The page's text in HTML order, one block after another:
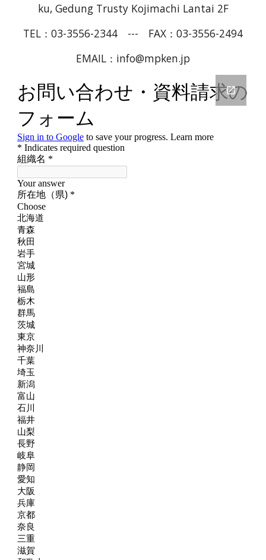
ku, Gedung Trusty Kojimachi Lantai 2F
TEL： 03-3556-2344 --- FAX： 03-3556-2494
EMAIL：info@mpken.jp